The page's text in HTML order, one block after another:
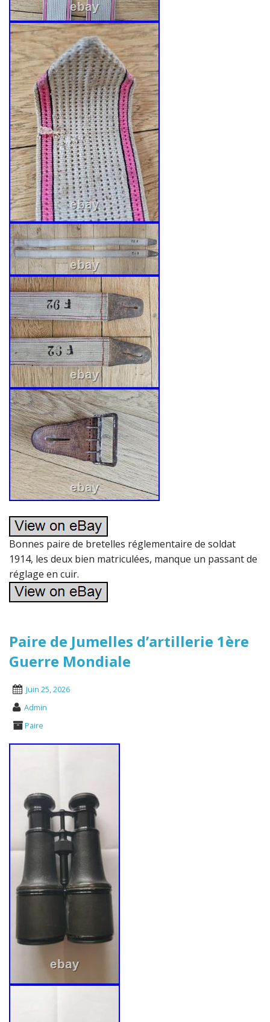
Bonnes paire de bretelles réglementaire de soldat
1914, les deux bien matriculées, manque un passant de
réglage en cuir.
Paire de Jumelles d’artillerie 1ère
Guerre Mondiale
Juin 25, 2026
Admin
Paire